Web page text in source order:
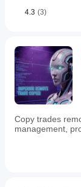
4.3 (3)
Copy trades
management,